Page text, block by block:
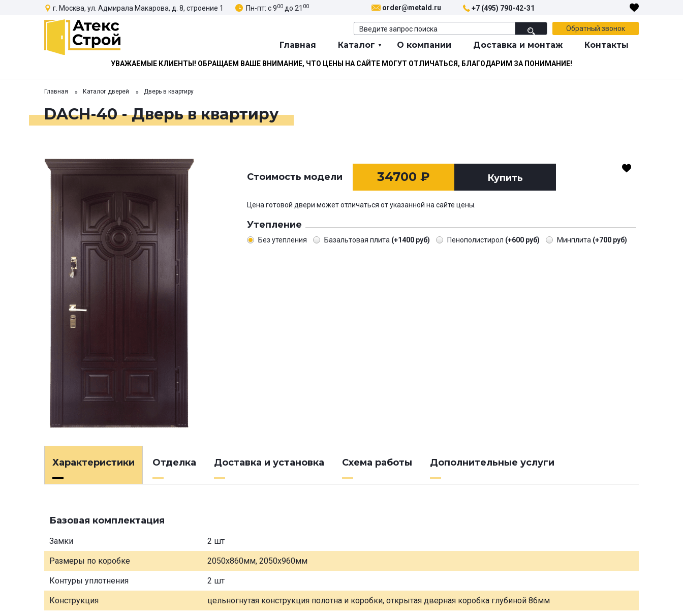
г. Москва, ул. Адмирала Макарова, д. 8, строение 1 Пн-пт: с 900 до 21 00 order@metald.ru +7 (495) 790-42-31
Обратный звонок
Главная Каталог О компании Доставка и монтаж Контакты
УВАЖАЕМЫЕ КЛИЕНТЫ! ОБРАЩАЕМ ВАШЕ ВНИМАНИЕ, ЧТО ЦЕНЫ НА САЙТЕ МОГУТ ОТЛИЧАТЬСЯ, БЛАГОДАРИМ ЗА ПОНИМАНИЕ!
Главная Каталог дверей Дверь в квартиру
DACH-40 - Дверь в квартиру
Стоимость модели 34700 ₽ Купить
Цена готовой двери может отличаться от указанной на сайте цены.
Утепление
Без утепления Базальтовая плита (+1400 руб) Пенополистирол (+600 руб) Минплита (+700 руб)
Характеристики Отделка Доставка и установка Схема работы Дополнительные услуги
Базовая комплектация
Замки 2 шт
Размеры по коробке 2050х860мм, 2050х960мм
Контуры уплотнения 2 шт
Конструкция цельногнутая конструкция полотна и коробки, открытая дверная коробка глубиной 86мм